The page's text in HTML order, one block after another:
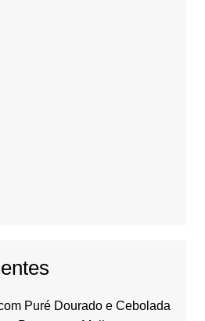
Puré Dourado e Cebolada